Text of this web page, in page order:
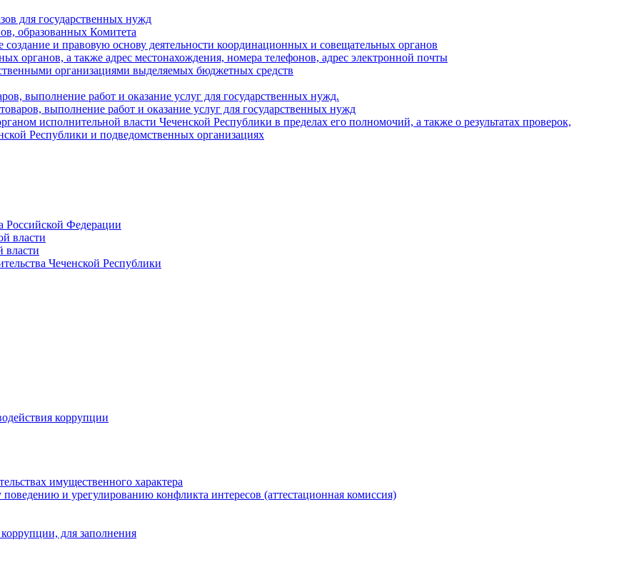
для государственных нужд
образованных Комитета
и правовую основу деятельности координационных и совещательных органов
органов, а также адрес местонахождения, номера телефонов, адрес электронной почты
организациями выделяемых бюджетных средств
выполнение работ и оказание услуг для государственных нужд.
выполнение работ и оказание услуг для государственных нужд
исполнительной власти Чеченской Республики в пределах его полномочий, а также о результатах проверок,
Республики и подведомственных организациях
Российской Федерации
власти
власти
Чеченской Республики
коррупции
имущественного характера
и урегулированию конфликта интересов (аттестационная комиссия)
для заполнения